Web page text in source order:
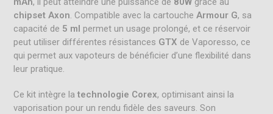
chipset Axon . Compatible avec la cartoucheArmour G, sa
capacité de 5 ml permet un usage prolongé, et ce réservoir
peut utiliser différentes résistances GTX de Vaporesso, ce
qui permet aux vapoteurs de bénéficier d’une flexibilité dans
leur pratique.
Ce kit intègre latechnologie Corex, optimisant ainsi la
vaporisation pour un rendu fidèle des saveurs. Son